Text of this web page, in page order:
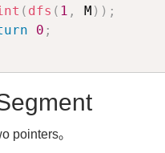
( dfs ( 1 , M ) ) ;
0 ;
pointers。